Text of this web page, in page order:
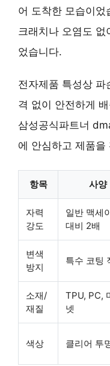
어 도착한 모습이
크래치나 오염도 없
었습니다.
전자제품 특성상
격 없이 안전하게
삼성공식파트너
에 안심하고 제품을
항목 사양
자력
강도
일반 맥세
대비 2배
변색
방지
특수 코팅
소재/
재질
TPU, PC,
넷
색상 클리어 투